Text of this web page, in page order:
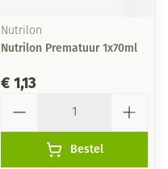
Nutrilon
Nutrilon Prematuur 1x70ml
€ 1,13
Bestel